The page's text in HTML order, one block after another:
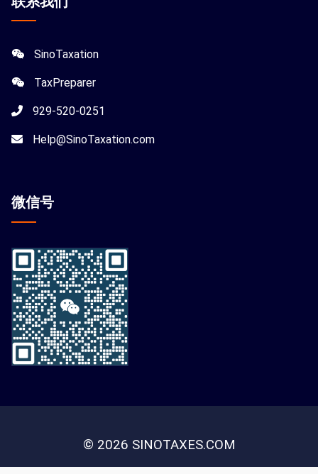
SinoTaxation
TaxPreparer
929-520-0251
Help@SinoTaxation.com
微信号
© 2026 SINOTAXES.COM